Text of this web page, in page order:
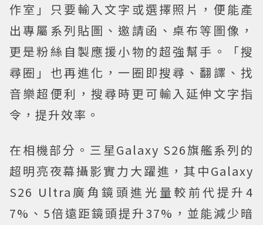
作室」只要輸入文字或選擇照片，便能產
出專屬系列貼圖、邀請函、桌布等圖像，
更是粉絲自製應援小物的超強幫手。「搜
尋圈」也再進化，一圈即搜尋、翻譯、找
音樂超便利，搜尋時更可輸入延伸文字指
令，提升效率。
在相機部分。三星Galaxy S26旗艦系列的
超明亮夜幕攝影實力大躍進，其中Galaxy
S26 Ultra廣角鏡頭進光量較前代提升4
7%、5倍遠距鏡頭提升37%，並能減少暗